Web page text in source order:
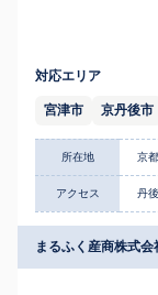
対応エリア
宮津市 京丹後市
所在地 京
アクセス 丹
まるふく産商株式会